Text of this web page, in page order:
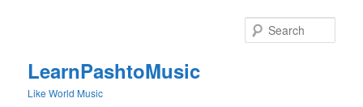
LearnPashtoMusic
Like World Music